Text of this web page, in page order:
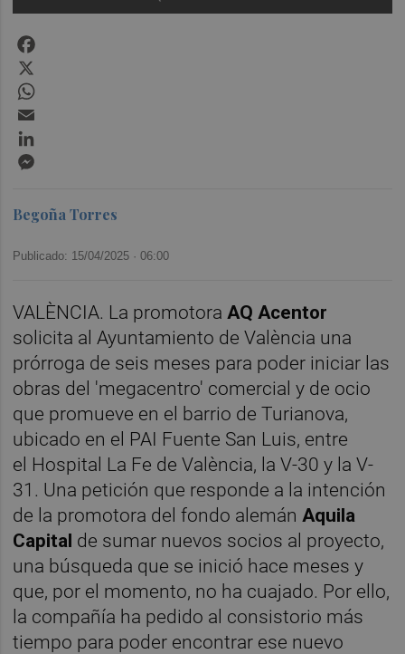
Begoña Torres
Publicado: 15/04/2025 ·06:00
VALÈNCIA. La promotoraAQ Acentor
solicita al Ayuntamiento de València una
prórroga de seis meses para poder iniciar las
obras del 'megacentro' comercial y de ocio
que promueve en el barrio de Turianova,
ubicado en el PAI Fuente San Luis, entre
el Hospital La Fe de València, la V-30 y la V-
31. Una petición que responde a la intención
de la promotora del fondo alemánAquila
Capital de sumar nuevos socios al proyecto,
una búsqueda que se inició hace meses y
que, por el momento, no ha cuajado. Por ello,
la compañía ha pedido al consistorio más
tiempo para poder encontrar ese nuevo